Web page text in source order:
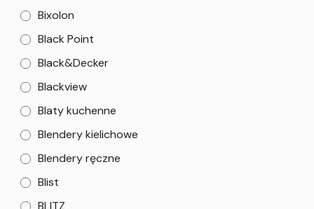
Bixolon
Black Point
Black&Decker
Blackview
Blaty kuchenne
Blendery kielichowe
Blendery ręczne
Blist
BLITZ